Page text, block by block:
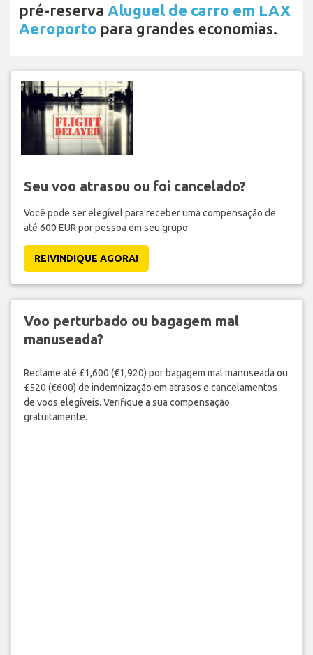
pré-reserva Aluguel de carro em LAX
Aeroporto para grandes economias.
Seu voo atrasou ou foi cancelado?
Você pode ser elegível para receber uma compensação de
até 600 EUR por pessoa em seu grupo.
REIVINDIQUE AGORA!
Voo perturbado ou bagagem mal
manuseada?
Reclame até £1,600 (€1,920) por bagagem mal manuseada ou
£520 (€600) de indemnização em atrasos e cancelamentos
de voos elegíveis. Verifique a sua compensação
gratuitamente.